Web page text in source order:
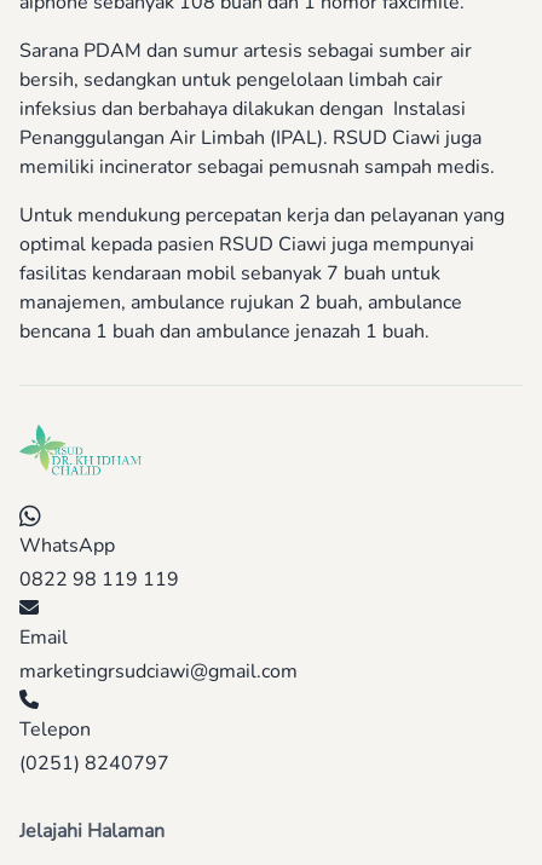
Sarana PDAM dan sumur artesis sebagai sumber air
bersih, sedangkan untuk pengelolaan limbah cair
infeksius dan berbahaya dilakukan dengan Instalasi
Penanggulangan Air Limbah (IPAL). RSUD Ciawi juga
memiliki incinerator sebagai pemusnah sampah medis.
Untuk mendukung percepatan kerja dan pelayanan yang
optimal kepada pasien RSUD Ciawi juga mempunyai
fasilitas kendaraan mobil sebanyak 7 buah untuk
manajemen, ambulance rujukan 2 buah, ambulance
bencana 1 buah dan ambulance jenazah 1 buah.
WhatsApp
0822 98 119 119
Email
marketingrsudciawi@gmail.com
Telepon
(0251) 8240797
Jelajahi Halaman